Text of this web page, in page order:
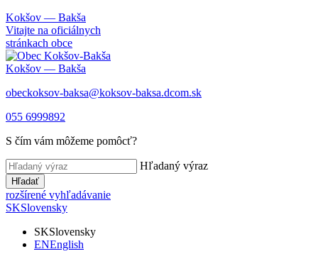
Kokšov — Bakša
Vitajte na oficiálnych
stránkach obce
Kokšov — Bakša
obeckoksov-baksa@koksov-baksa.dcom.sk
055 6999892
S čím vám môžeme pomôcť?
Hľadaný výraz
Hľadať
rozšírené vyhľadávanie
SKSlovensky
SKSlovensky
ENEnglish